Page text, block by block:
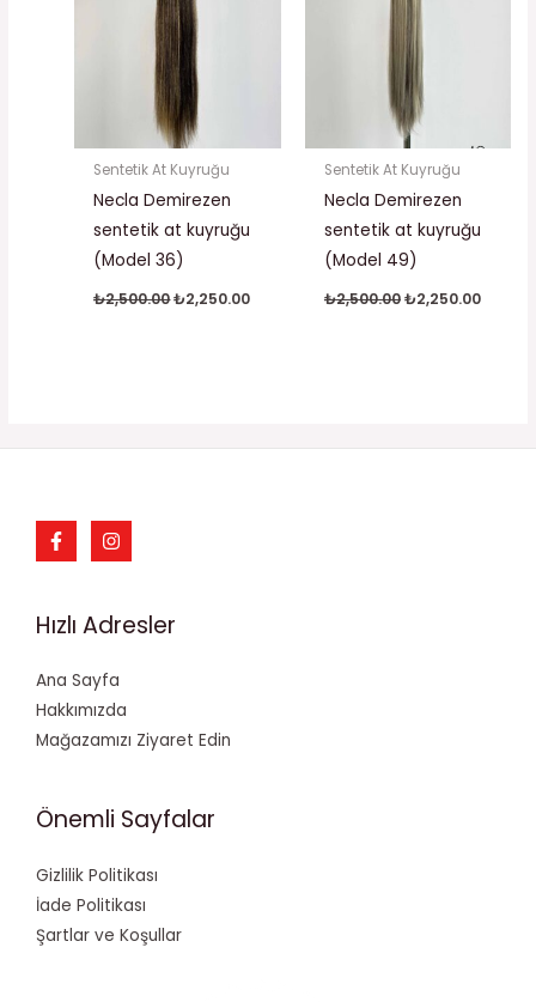
Sentetik At Kuyruğu
Necla Demirezen
sentetik at kuyruğu
(Model 36)
₺2,500.00₺2,250.00
Sentetik At Kuyruğu
Necla Demirezen
sentetik at kuyruğu
(Model 49)
₺2,500.00₺2,250.00
Hızlı Adresler
Ana Sayfa
Hakkımızda
Mağazamızı Ziyaret Edin
Önemli Sayfalar
Gizlilik Politikası
İade Politikası
Şartlar ve Koşullar